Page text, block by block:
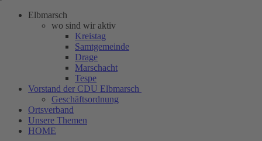
Elbmarsch
wo sind wir aktiv
Kreistag
Samtgemeinde
Drage
Marschacht
Tespe
Vorstand der CDU Elbmarsch
Geschäftsordnung
Ortsverband
Unsere Themen
HOME